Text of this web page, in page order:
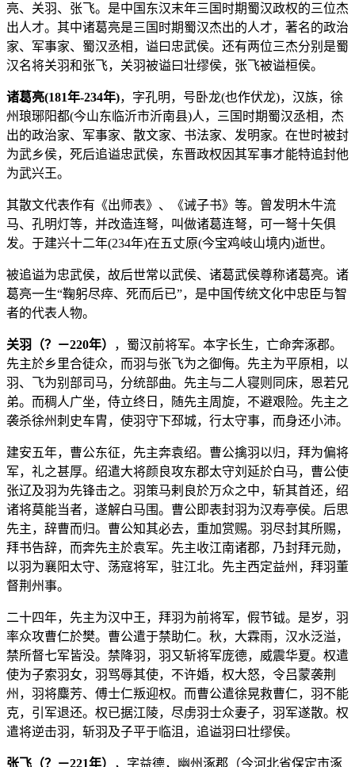
亮、关羽、张飞。是中国东汉末年三国时期蜀汉政权的三位杰
出人才。 其中诸葛亮是三国时期蜀汉杰出的人才，著名的政治
家、军事家、蜀汉丞相，谥曰忠武侯。还有两位三杰分别是蜀
汉名将关羽和张飞，关羽被谥曰壮缪侯，张飞被谥桓侯。
诸葛亮(181年-234年)，字孔明，号卧龙(也作伏龙)，汉族，徐
州琅琊阳都(今山东临沂市沂南县)人，三国时期蜀汉丞相，杰
出的政治家、军事家、散文家、书法家、发明家。在世时被封
为武乡侯，死后追谥忠武侯，东晋政权因其军事才能特追封他
为武兴王。
其散文代表作有《出师表》、《诫子书》等。曾发明木牛流
马、孔明灯等，并改造连弩，叫做诸葛连弩，可一弩十矢俱
发。于建兴十二年(234年)在五丈原(今宝鸡岐山境内)逝世。
被追谥为忠武侯，故后世常以武侯、诸葛武侯尊称诸葛亮。诸
葛亮一生“鞠躬尽瘁、死而后已”，是中国传统文化中忠臣与智
者的代表人物。
关羽（？－220年）
，蜀汉前将军。本字长生，亡命奔涿郡。
先主於乡里合徒众，而羽与张飞为之御侮。先主为平原相，以
羽、飞为别部司马，分统部曲。先主与二人寝则同床，恩若兄
弟。而稠人广坐，侍立终日，随先主周旋，不避艰险。先主之
袭杀徐州刺史车胄，使羽守下邳城，行太守事，而身还小沛。
建安五年，曹公东征，先主奔袁绍。曹公擒羽以归，拜为偏将
军，礼之甚厚。绍遣大将颜良攻东郡太守刘延於白马，曹公使
张辽及羽为先锋击之。羽策马剌良於万众之中，斩其首还，绍
诸将莫能当者，遂解白马围。曹公即表封羽为汉寿亭侯。后思
先主，辞曹而归。曹公知其必去，重加赏赐。羽尽封其所赐，
拜书告辞，而奔先主於袁军。先主收江南诸郡，乃封拜元勋，
以羽为襄阳太守、荡寇将军，驻江北。先主西定益州，拜羽董
督荆州事。
二十四年，先主为汉中王，拜羽为前将军，假节钺。是岁，羽
率众攻曹仁於樊。曹公遣于禁助仁。秋，大霖雨，汉水泛溢，
禁所督七军皆没。禁降羽，羽又斩将军庞德，威震华夏。权遣
使为子索羽女，羽骂辱其使，不许婚，权大怒，令吕蒙袭荆
州，羽将麋芳、傅士仁叛迎权。而曹公遣徐晃救曹仁，羽不能
克，引军退还。权已据江陵，尽虏羽士众妻子，羽军遂散。权
遣将逆击羽，斩羽及子平于临沮，追谥羽曰壮缪侯。
张飞（？－221年）
，字益德，幽州涿郡（今河北省保定市涿